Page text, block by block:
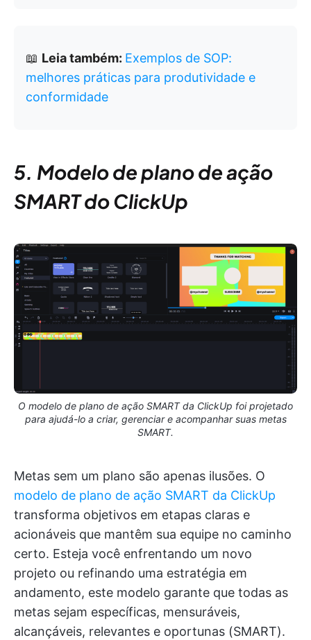
📖 Leia também: Exemplos de SOP:
melhores práticas para produtividade e
conformidade
5. Modelo de plano de ação
SMART do ClickUp
O modelo de plano de ação SMART da ClickUp foi projetado
para ajudá-lo a criar, gerenciar e acompanhar suas metas
SMART.
Metas sem um plano são apenas ilusões. O
modelo de plano de ação SMART da ClickUp
transforma objetivos em etapas claras e
acionáveis que mantêm sua equipe no caminho
certo. Esteja você enfrentando um novo
projeto ou refinando uma estratégia em
andamento, este modelo garante que todas as
metas sejam específicas, mensuráveis,
alcançáveis, relevantes e oportunas (SMART).